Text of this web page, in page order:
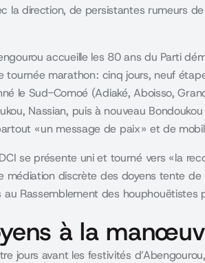
la direction, de persistantes rumeurs
accueille les 80 ans du Parti
tournée marathon : cinq jours, neuf
le Sud-Comoé (Adiaké, Aboisso,
Nassian, puis à nouveau
« un message de paix » et de
se présente uni et tourné vers « la
médiation discrète des doyens tente
au Rassemblement des
à la
jours avant les festivités